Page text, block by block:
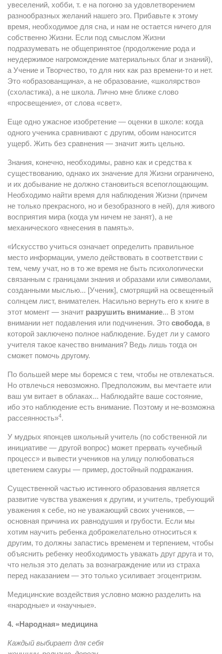
увеселений, хобби, т. е на погоню за удовлетворением
разнообразных желаний нашего эго. Прибавьте к этому
время, необходимое для сна, и нам не остается ничего для
собственно Жизни. Если под смыслом Жизни
подразумевать не общепринятое (продолжение рода и
неудержимое нагромождение материальных благ и знаний),
а Учение и Творчество, то для них как раз времени-то и нет.
Это «образованщина», а не образование, «школярство»
(схоластика), а не школа. Лично мне ближе слово
«просвещение», от слова «свет».
Еще одно ужасное изобретение — оценки в школе: когда
одного ученика сравнивают с другим, обоим наносится
ущерб. Жить без сравнения — значит жить цельно.
Знания, конечно, необходимы, равно как и средства к
существованию, однако их значение для Жизни ограничено,
и их добывание не должно становиться всепоглощающим.
Необходимо найти время для наблюдения Жизни (причем
не только прекрасного, но и безобразного в ней), для живого
восприятия мира (когда ум ничем не занят), а не
механического «внесения в память».
«Искусство учиться означает определить правильное
место информации, умело действовать в соответствии с
тем, чему учат, но в то же время не быть психологически
связанным с границами знания и образами или символами,
созданными мыслью... [Ученик], смотрящий на освещенный
солнцем лист, внимателен. Насильно вернуть его к книге в
этот момент — значит разрушить внимание... В этом
внимании нет подавления или подчинения. Это свобода, в
которой заключено полное наблюдение. Будет ли у самого
учителя такое качество внимания? Ведь лишь тогда он
сможет помочь другому.
По большей мере мы боремся с тем, чтобы не отвлекаться.
Но отвлечься невозможно. Предположим, вы мечтаете или
ваш ум витает в облаках... Наблюдайте ваше состояние,
ибо это наблюдение есть внимание. Поэтому и не-возможна
рассеянность»4.
У мудрых японцев школьный учитель (по собственной ли
инициативе — другой вопрос) может прервать «учебный
процесс» и вывести учеников на улицу полюбоваться
цветением сакуры — пример, достойный подражания.
Существенной частью истинного образования является
развитие чувства уважения к другим, и учитель, требующий
уважения к себе, но не уважающий своих учеников, —
основная причина их равнодушия и грубости. Если мы
хотим научить ребенка доброжелательно относиться к
другим, то должны запастись временем и терпением, чтобы
объяснить ребенку необходимость уважать друг друга и то,
что нельзя это делать за вознаграждение или из страха
перед наказанием — это только усиливает эгоцентризм.
Медицинские воздействия условно можно разделить на
«народные» и «научные».
4. «Народная» медицина
Каждый выбирает для себя